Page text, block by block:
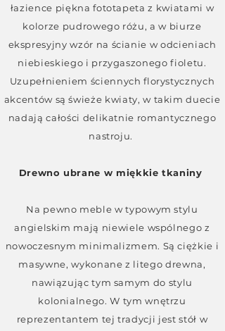
łazience piękna fototapeta z kwiatami w
kolorze pudrowego różu, a w biurze
ekspresyjny wzór na ścianie w odcieniach
niebieskiego i przygaszonego fioletu.
Uzupełnieniem ściennych florystycznych
akcentów są świeże kwiaty, w takim duecie
nadają całości delikatnie romantycznego
nastroju.
Drewno ubrane w miękkie tkaniny
Na pewno meble w typowym stylu
angielskim mają niewiele wspólnego z
nowoczesnym minimalizmem. Są ciężkie i
masywne, wykonane z litego drewna,
nawiązując tym samym do stylu
kolonialnego. W tym wnętrzu
reprezentantem tej tradycji jest stół w